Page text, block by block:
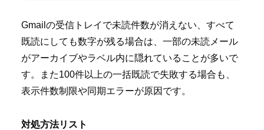
Gmailの受信トレイで未読件数が消えない、すべて
既読にしても数字が残る場合は、一部の未読メール
がアーカイブやラベル内に隠れていることが多いで
す。また100件以上の一括既読で失敗する場合も、
表示件数制限や同期エラーが原因です。
対処方法リスト